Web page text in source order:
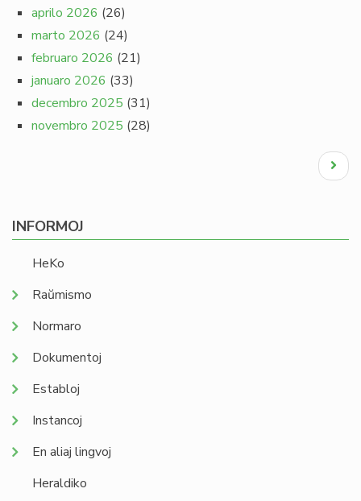
aprilo 2026 (26)
marto 2026 (24)
februaro 2026 (21)
januaro 2026 (33)
decembro 2025 (31)
novembro 2025 (28)
Next
page
INFORMOJ
HeKo
Raŭmismo
Normaro
Dokumentoj
Establoj
Instancoj
En aliaj lingvoj
Heraldiko